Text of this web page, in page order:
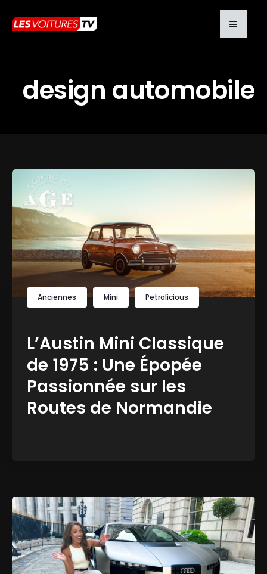
design automobile
Anciennes Mini Petrolicious
L’Austin Mini Classique
de 1975 : Une Épopée
Passionnée sur les
Routes de Normandie